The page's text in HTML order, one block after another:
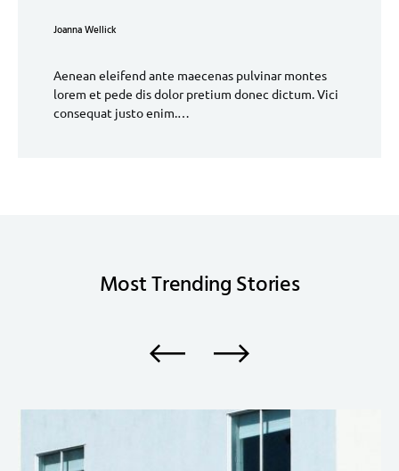
Joanna Wellick
Aenean eleifend ante maecenas pulvinar montes
lorem et pede dis dolor pretium donec dictum. Vici
consequat justo enim.…
Most TrendingStories